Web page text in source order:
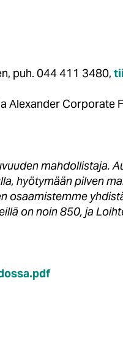
puh. 044 411 3480,
Alexander Corporate
mahdollistaja.
hyötymään pilven
osaamistemme
on noin 850, ja